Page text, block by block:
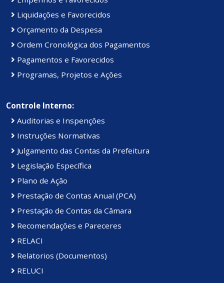
Liquidações e Favorecidos
Orçamento da Despesa
Ordem Cronológica dos Pagamentos
Pagamentos e Favorecidos
Programas, Projetos e Ações
Controle Interno:
Auditorias e Inspenções
Instruções Normativas
Julgamento das Contas da Prefeitura
Legislação Específica
Plano de Ação
Prestação de Contas Anual (PCA)
Prestação de Contas da Câmara
Recomendações e Pareceres
RELACI
Relatorios (Documentos)
RELUCI